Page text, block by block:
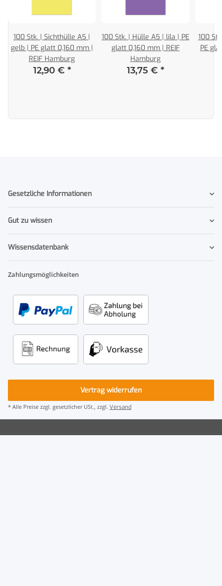
100 Stk. | Sichthülle A5 |
gelb | PE glatt 0,160 mm |
REIF Hamburg
12,90 € *
100 Stk. | Hülle A5 | lila | PE
glatt 0,160 mm | REIF
Hamburg
13,75 € *
100
PE
Gesetzliche Informationen
Gut zu wissen
Wissensdatenbank
Zahlungsmöglichkeiten
Vertrag widerrufen
* Alle Preise zzgl. gesetzlicher USt., zzgl. Versand